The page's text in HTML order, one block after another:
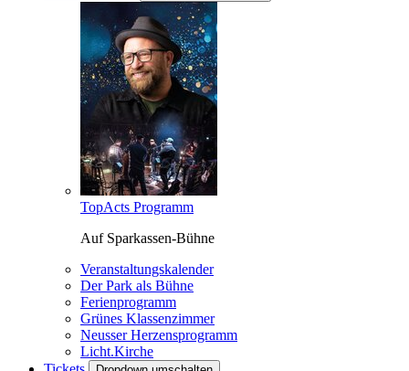
TopActs Programm
Auf Sparkassen-Bühne
Veranstaltungskalender
Der Park als Bühne
Ferienprogramm
Grünes Klassenzimmer
Neusser Herzensprogramm
Licht.Kirche